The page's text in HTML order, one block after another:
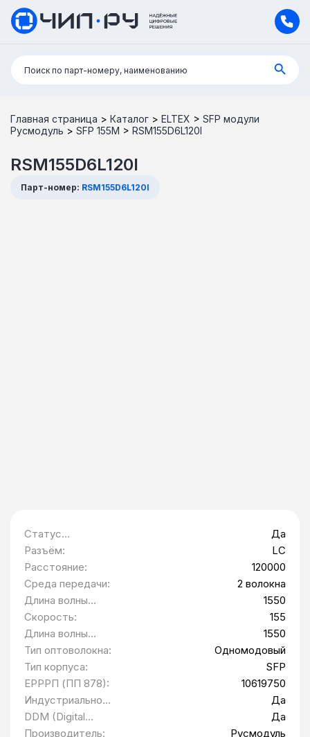
Поиск:
Поиск по парт-номеру, наименованию
Главная страница > Каталог > ELTEX > SFP модули
Русмодуль > SFP 155M > RSM155D6L120I
RSM155D6L120I
Парт-номер: RSM155D6L120I
Статус
Минпромторг:
Да
Разъём:
LC
Расстояние:
120000
Среда передачи:
2 волокна
Длина волны
приемника (RX):
1550
Скорость:
155
Длина волны
передатчика
(TX):
1550
Тип оптоволокна:
Одномодовый
Тип корпуса:
SFP
ЕРРРП (ПП 878):
10619750
Индустриальное
исполнение:
Да
DDM (Digital
Diagnostic
Да
Производитель:
Русмодуль